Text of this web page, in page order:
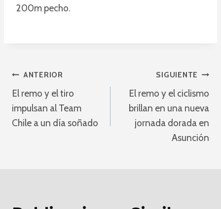
200m pecho.
Navegación
De
Entradas
ANTERIOR
El remo y el tiro
impulsan al Team
Chile a un día soñado
SIGUIENTE
El remo y el ciclismo
brillan en una nueva
jornada dorada en
Asunción